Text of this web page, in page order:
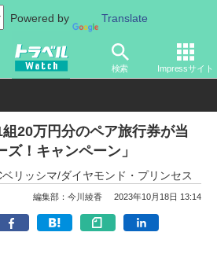
Powered by Translate
検索 Impressサイト
船旅 フェリー
20万円分のペア旅行券が当
！キャンペーン」
リッシマ/ダイヤモンド・プリンセス
編集部：今川綾香 2023年10月18日 13:14